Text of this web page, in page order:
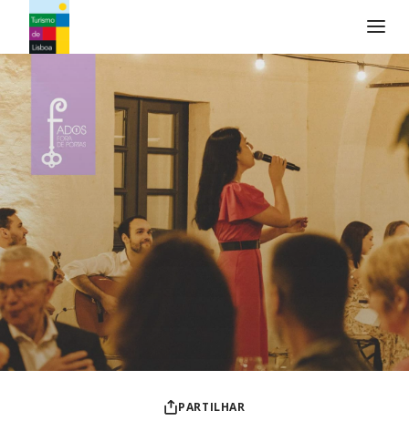
Logo do Turismo de Lisboa
PARTILHAR